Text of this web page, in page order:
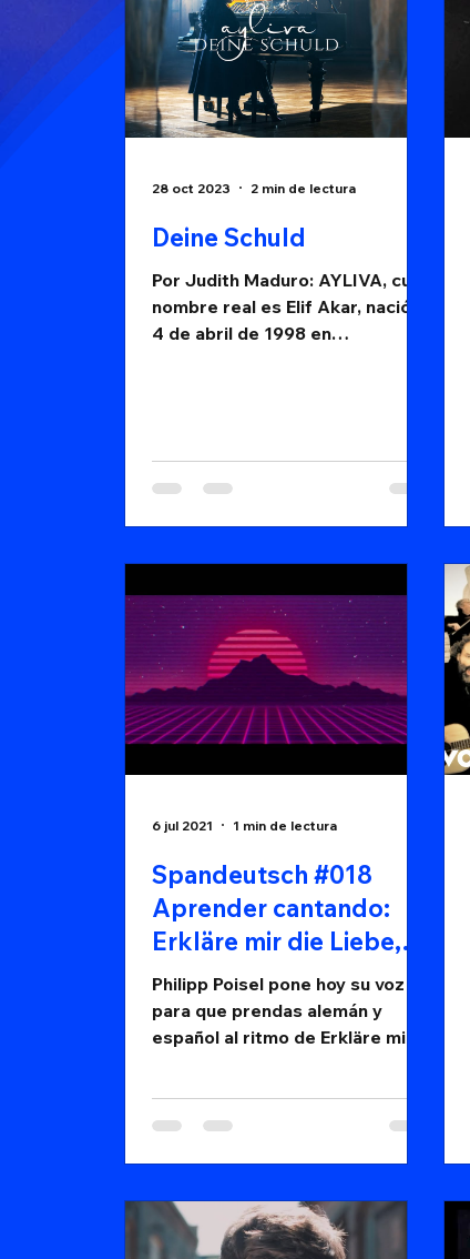
Deine Schuld
Por Judith Maduro: AYLIVA, cuyo
nombre real es Elif Akar, nació el
4 de abril de 1998 en
28 oct 2023 2 min de lectura
Spandeutsch #018
Aprender cantando:
Erkläre mir die Liebe,
Philipp Poisel
Philipp Poisel pone hoy su voz
para que prendas alemán y
español al ritmo de Erkläre mir
6 jul 2021 1 min de lectura